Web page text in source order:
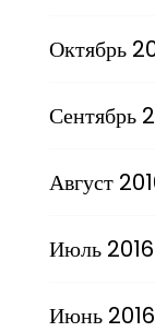
Октябрь
Сентябрь
Август
Июль 2016
Июнь 2016